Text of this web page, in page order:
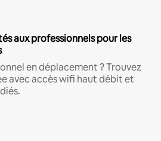
aux professionnels pour les
en déplacement ? Trouvez
avec accès wifi haut débit et